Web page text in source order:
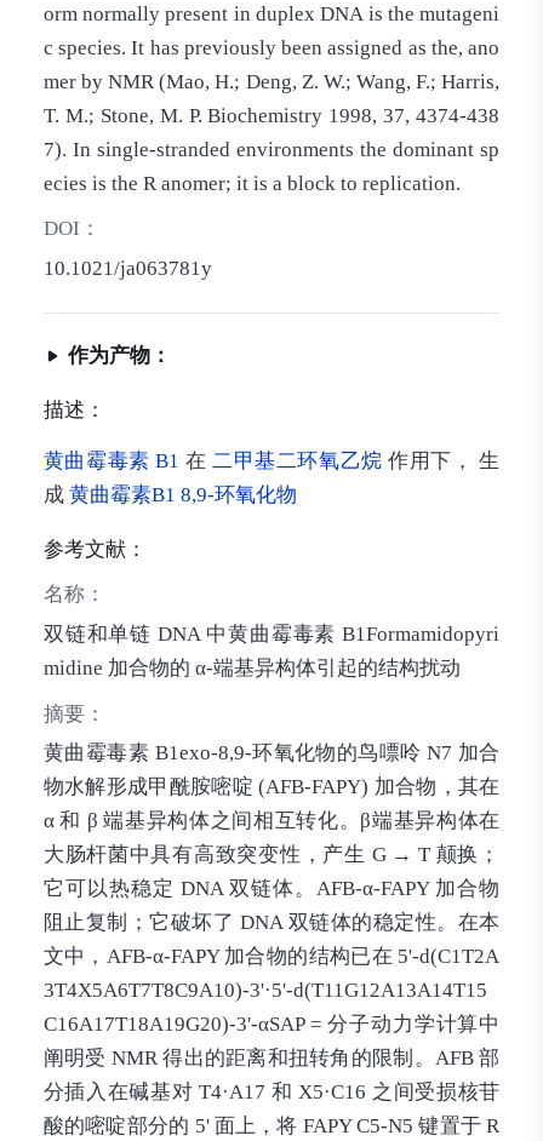
orm normally present in duplex DNA is the mutageni
c species. It has previously been assigned as the, ano
mer by NMR (Mao, H.; Deng, Z. W.; Wang, F.; Harris,
T. M.; Stone, M. P. Biochemistry 1998, 37, 4374-438
7). In single-stranded environments the dominant sp
ecies is the R anomer; it is a block to replication.
DOI：
10.1021/ja063781y
作为产物：
描述：
黄曲霉毒素 B1 在二甲基二环氧乙烷 作用下， 生
成 黄曲霉素B1 8,9-环氧化物
参考文献：
名称：
双链和单链 DNA 中黄曲霉毒素 B1Formamidopyri
midine 加合物的 α-端基异构体引起的结构扰动
摘要：
黄曲霉毒素 B1exo-8,9-环氧化物的鸟嘌呤 N7 加合
物水解形成甲酰胺嘧啶 (AFB-FAPY) 加合物，其在
α 和 β 端基异构体之间相互转化。β端基异构体在
大肠杆菌中具有高致突变性，产生 G → T 颠换；
它可以热稳定 DNA 双链体。AFB-α-FAPY 加合物
阻止复制；它破坏了 DNA 双链体的稳定性。在本
文中，AFB-α-FAPY 加合物的结构已在 5'-d(C1T2A
3T4X5A6T7T8C9A10)-3'·5'-d(T11G12A13A14T15
C16A17T18A19G20)-3'-αSAP = 分子动力学计算中
阐明受 NMR 得出的距离和扭转角的限制。AFB 部
分插入在碱基对 T4·A17 和 X5·C16 之间受损核苷
酸的嘧啶部分的 5' 面上，将 FAPY C5-N5 键置于 R